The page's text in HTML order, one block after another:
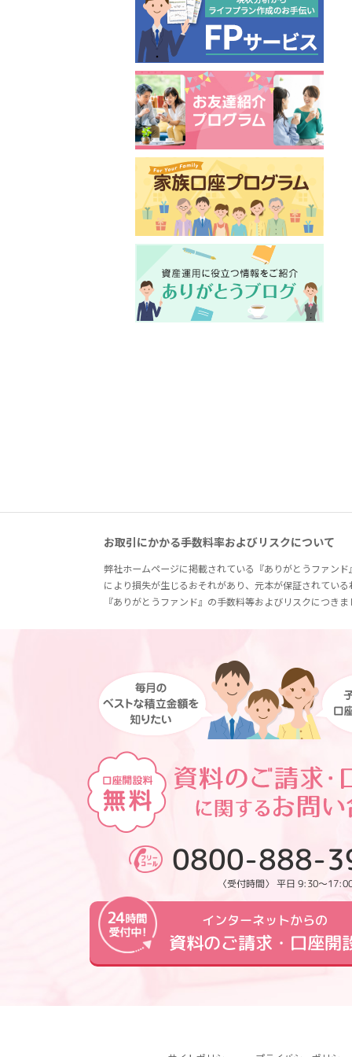
お取引にかかる手数料率およびリスクについて
弊社ホームページに掲載されている『ありがとうファン
により損失が生じるおそれがあり、元本が保証されてい
『ありがとうファンド』の手数料等およびリスクにつき
0800-888-
〈受付時間〉 平日 9:30～
インターネットからの
資料のご請求・口座開